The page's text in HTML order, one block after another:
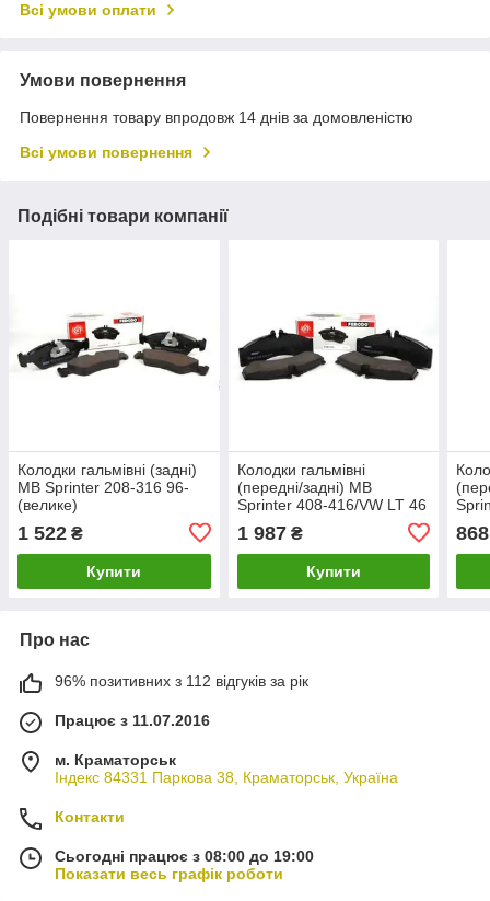
Всі умови оплати
Умови повернення
Повернення товару впродовж 14 днів за домовленістю
Всі умови повернення
Подібні товари компанії
Колодки гальмівні (задні)
MB Sprinter 208-316 96-
(велике)
1 522 ₴
Купити
Колодки гальмівні
(передні/задні) MB
Sprinter 408-416/VW LT 46
1 987₴
Купити
868
Про нас
96% позитивних з 112 відгуків за рік
Працює з 11.07.2016
м. Краматорськ
Індекс 84331 Паркова 38, Краматорськ, Україна
Контакти
Сьогодні працює з 08:00 до 19:00
Показати весь графік роботи